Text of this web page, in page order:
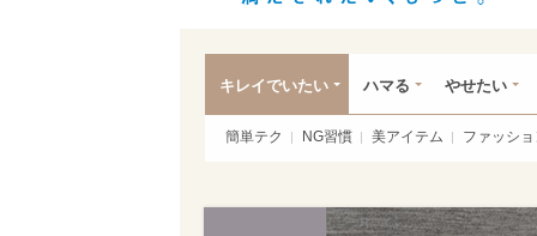
キレイでいたい ハマる やせたい
簡単テク NG習慣 美アイテム ファッシ